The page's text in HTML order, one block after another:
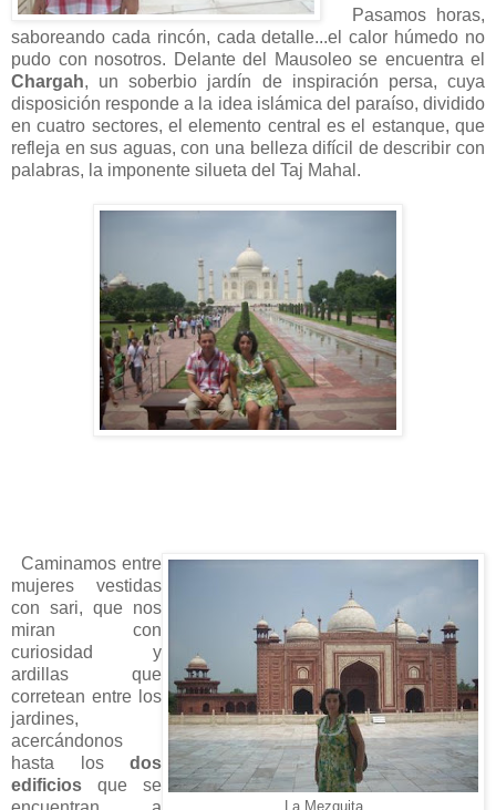
Pasamos horas,
saboreando cada rincón, cada detalle...el calor húmedo no
pudo con nosotros. Delante del Mausoleo se encuentra el
Chargah, un soberbio jardín de inspiración persa, cuya
disposición responde a la idea islámica del paraíso, dividido
en cuatro sectores, el elemento central es el estanque, que
refleja en sus aguas, con una belleza difícil de describir con
palabras, la imponente silueta del Taj Mahal.
La Mezquita
Caminamos entre
mujeres vestidas
con sari, que nos
miran con
curiosidad y
ardillas que
corretean entre los
jardines,
acercándonos
hasta los dos
edificios que se